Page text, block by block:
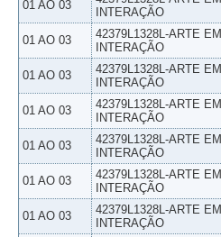
01 AO 03
INTERAÇÃO
01 AO 03
42379L1328L-ARTE EM
INTERAÇÃO
01 AO 03
42379L1328L-ARTE EM
INTERAÇÃO
01 AO 03
42379L1328L-ARTE EM
INTERAÇÃO
01 AO 03
42379L1328L-ARTE EM
INTERAÇÃO
01 AO 03
42379L1328L-ARTE EM
INTERAÇÃO
01 AO 03
42379L1328L-ARTE EM
INTERAÇÃO